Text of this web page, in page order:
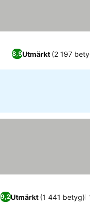
8,9Utmärkt (2 197
9,2Utmärkt (1 441 betyg)